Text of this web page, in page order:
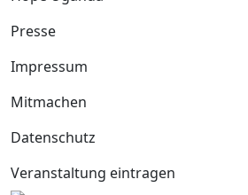
Presse
Impressum
Mitmachen
Datenschutz
Veranstaltung eintragen